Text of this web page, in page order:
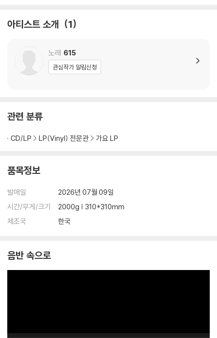
※ 재생 불량
1) 침압 조절 기능이 없는 턴테이블을 사용하시는 경우, (주로 올인원 형태
기기 문제로 인해 발생하는 재생 불량 현상에 대해서는 반품/교환이 불가
하니 침압 조절이 가능한 기기에서 재생하실 것을 권유 드립니다.
3) 바늘에 먼지가 쌓이는 경우에도 재생이 원활하지 않을 수 있습니다.
※ 디스크 외관 불량
재생이 불안정한 경우 스태빌라이저를 사용하시면 좀 더 안정적인 재생이
2) 재생 음역의 왜곡을 최소화 하고 반복 재생시에도 최대한 일관되게 유
지되도록 디스크 센터 홀 구경이 작게 제작되는 경우가 있습니다. 턴테이
블 스핀들에 맞지 않는 경우에는 전용 제품 등을 이용하여 센터 홀을 조정
가 있으며, 이는 상품의 불량이 아닙니다. 단, 재생에 이상이 있는 경우에는
불량으로 인한 반품/교환이 가능합니다
2) 컬러 디스크의 특성상 제작 공정시 앨범마다 색상 차이가 나는 경우도
아티스트 소개 1
노래 615
관심작가 알림신청
관련 분류
CD/LP LP(Vinyl) 전문관 가요 LP
품목정보
발매일
2026년 07월 09일
시간/무게/크기
2000g | 310*310mm
제조국
한국
음반 속으로